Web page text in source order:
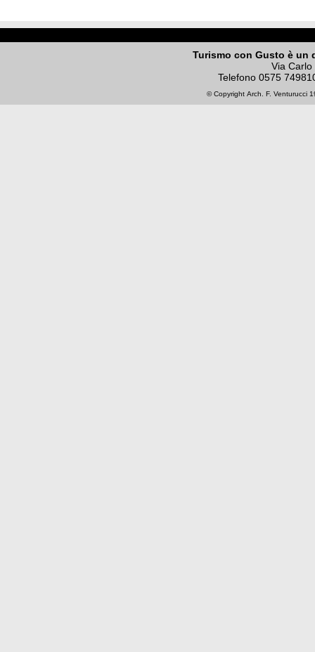
Turismo con Gusto è un
Via
Telefono 0575
© Copyright Arch. F. Venturucci